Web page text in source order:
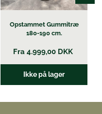
Opstammet Gummitræ
180-190 cm.
Fra 4.999,00 DKK
Ikke på lager
varesiden